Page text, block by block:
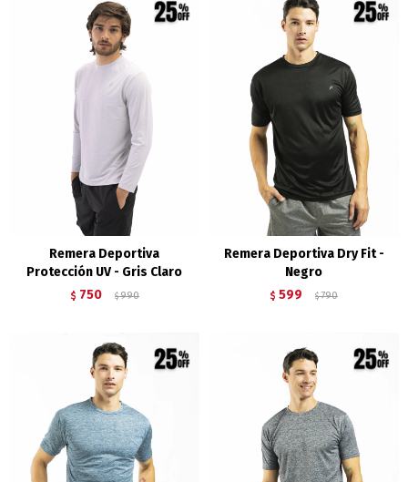
Remera Deportiva
Protección UV - Gris Claro
$ 750 $ 990
Remera Deportiva Dry Fit -
Negro
$ 599 $ 790